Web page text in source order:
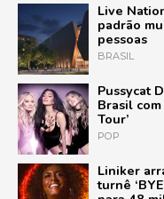
Live
padrão
pessoas
BRASIL
Pussycat
Brasil
Tour’
POP
Liniker
turnê